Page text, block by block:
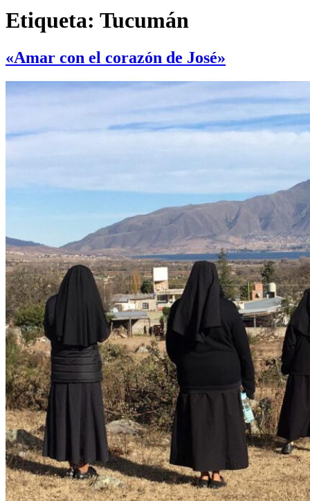
Etiqueta: Tucumán
«Amar con el corazón de José»